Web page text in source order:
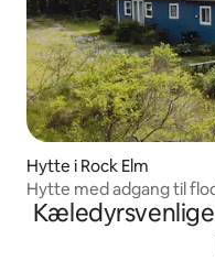
Hytte i Rock Elm
Hytte med adgang til
tilladt